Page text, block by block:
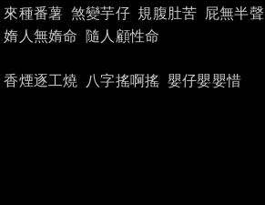
來種番薯 煞變芋仔 規腹肚苦 屁無半聲
媠人無媠命 隨人顧性命
香煙逐工燒 八字搖啊搖 嬰仔嬰嬰惜